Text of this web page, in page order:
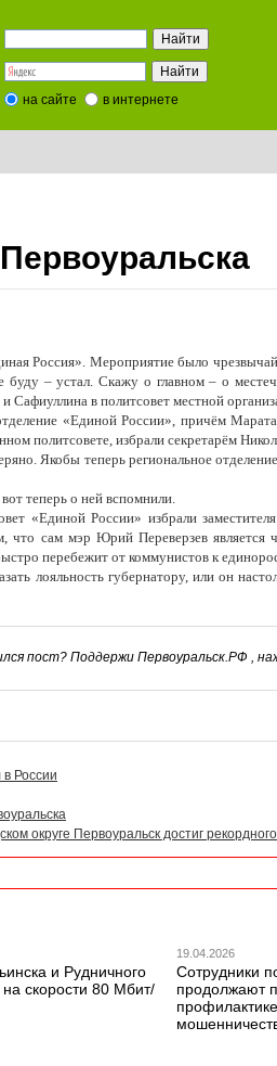
на сайте в интернете
Россия». Мероприятие было
– устал. Скажу о главном – о
Сафиуллина в политсовет местной
«Единой России», причём
политсовете, избрали секретарём
Якобы теперь региональное
теперь о ней вспомнили.
«Единой России» избрали
что сам мэр Юрий Переверзев
перебежит от коммунистов к
лояльность губернатору, или он
пост? Поддержи Первоуральск.РФ ,
России
округе Первоуральск достиг
и Рудничного
скорости 80 Мбит/
19.04.2026
Сотрудники
продолжают